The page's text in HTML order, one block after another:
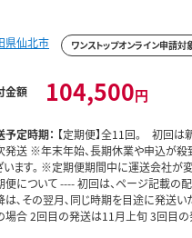
県仙北市 ワンストップオンライン申請対
金額 104,500円
予定時期： 【定期便】全11回。 初回
発送 ※年末年始、長期休業や申込が殺
います。 ※定期便期間中に運送会社が
便について ---- 初回は、ページ記載の
は､その翌月､同じ時期を目途に発送い
場合 2回目の発送は11月上旬 3回目